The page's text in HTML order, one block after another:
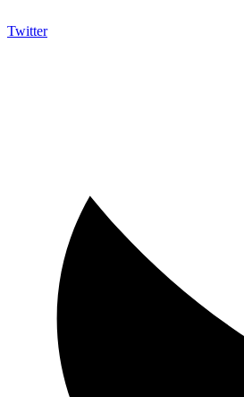
Twitter